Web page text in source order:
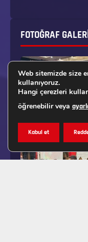
FOTOĞRAF
Web sitemizde size
kullanıyoruz.
Hangi çerezleri
öğrenebilir veya
Kabul et